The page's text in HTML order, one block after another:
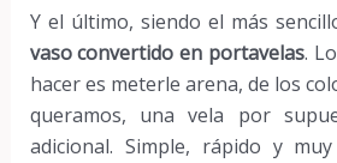
Y el último, siendo el más
vaso convertido en portavelas.
hacer es meterle arena, de los
queramos, una vela por
adicional. Simple, rápido y